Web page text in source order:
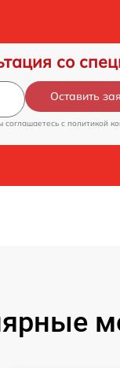
со
Оставить
соглашаетесь c политикой